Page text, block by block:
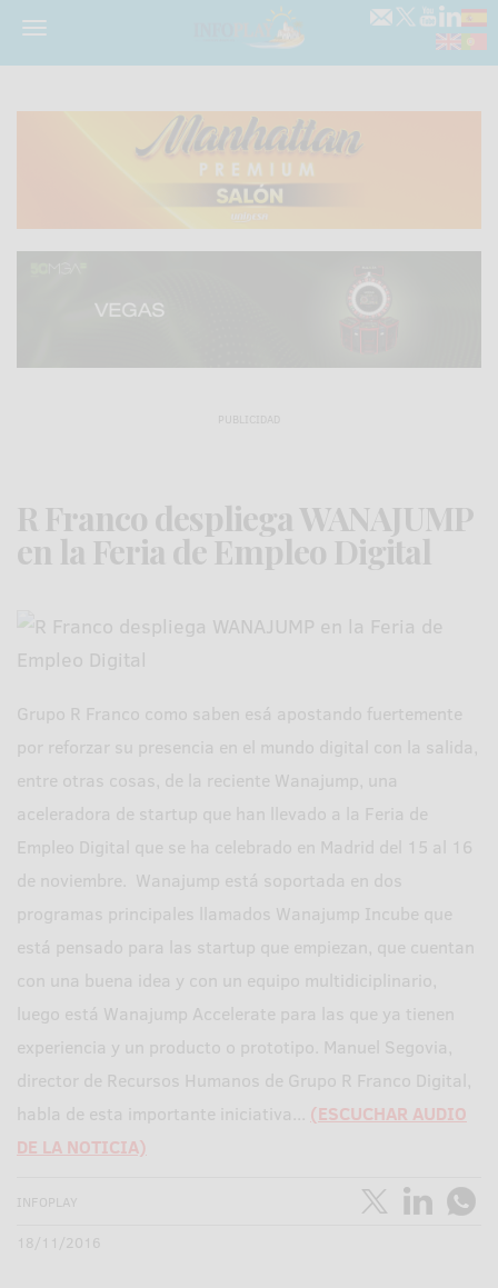
Menú
PUBLICIDAD
R Franco despliega WANAJUMP
en la Feria de Empleo Digital
Grupo R Franco como saben esá apostando fuertemente
por reforzar su presencia en el mundo digital con la salida,
entre otras cosas, de la reciente Wanajump, una
aceleradora de startup que han llevado a la Feria de
Empleo Digital que se ha celebrado en Madrid del 15 al 16
de noviembre. Wanajump está soportada en dos
programas principales llamados Wanajump Incube que
está pensado para las startup que empiezan, que cuentan
con una buena idea y con un equipo multidiciplinario,
luego está Wanajump Accelerate para las que ya tienen
experiencia y un producto o prototipo. Manuel Segovia,
director de Recursos Humanos de Grupo R Franco Digital,
habla de esta importante iniciativa... (ESCUCHAR AUDIO
DE LA NOTICIA)
INFOPLAY
18/11/2016